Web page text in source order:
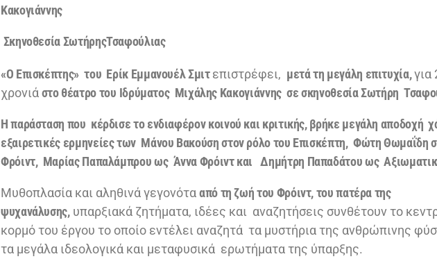
Κακογιάννης
Σκηνοθεσία ΣωτήρηςΤσαφούλιας
«Ο Επισκέπτης» του Ερίκ EμμανουέλΣμιτεπιστρέφει, μετά τη μεγάλη επιτυχία,για
χρονιάστο θέατρο του Ιδρύματος Μιχάλης Κακογιάννης σε σκηνοθεσίαΣωτήρη
Hπαράσταση που κέρδισετο ενδιαφέρον κοινού και κριτικής, βρήκε μεγάλη αποδοχή
εξαιρετικές ερμηνείες των Μάνου Βακούση στον ρόλο του Επισκέπτη, Φώτη Θωμαΐδη
Φρόιντ, Μαρίας Παπαλάμπρου ως ΆνναΦρόιντ και Δημήτρη Παπαδάτου ως
Μυθοπλασία και αληθινά γεγονότααπό τη ζωή του Φρόιντ, του πατέρα της
ψυχανάλυσης,υπαρξιακά ζητήματα, ιδέες και αναζητήσεις συνθέτουν το
κορμό του έργου το οποίο εντέλει αναζητά τα μυστήρια της ανθρώπινης
τα μεγάλα ιδεολογικά και μεταφυσικά ερωτήματα της ύπαρξης.